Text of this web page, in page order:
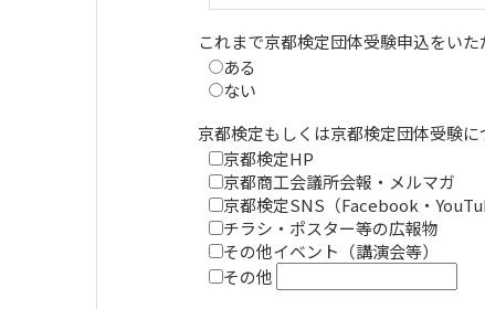
これまで京都検定団体受験申込をい
ある
ない
京都検定もしくは京都検定団体受験
京都検定HP
京都商工会議所会報・メルマガ
京都検定SNS（Facebook・
チラシ・ポスター等の広報物
その他イベント（講演会等）
その他